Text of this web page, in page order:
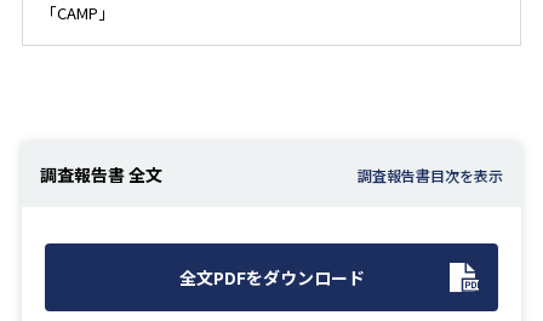
「CAMP」
調査報告書 全文
全文PDFをダウンロード